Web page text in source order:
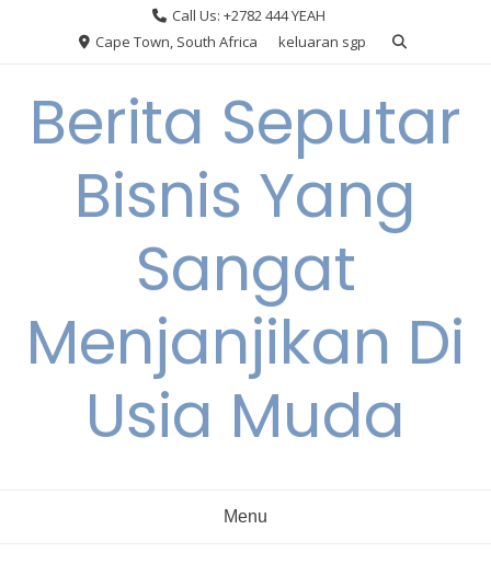
Call Us: +2782 444 YEAH
Cape Town, South Africa
keluaran sgp
Berita Seputar
Bisnis Yang
Sangat
Menjanjikan Di
Usia Muda
Menu